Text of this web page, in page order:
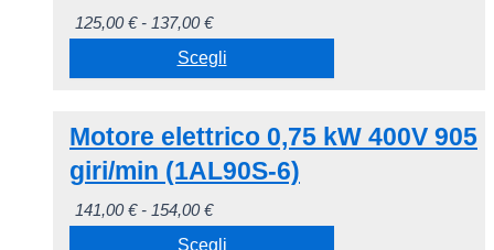
nella
prodotto
123,00 €
varianti.
possono
essere
nella
125,00€ - 137,00€Fascia
di
prezzo:
125,00 €
a
137,00 €
Scegli
prodotto
varianti.
Motore elettrico 0,75 kW 400V 905
giri/min (1AL90S-6)
141,00€ - 154,00€Fascia
di
Scegli